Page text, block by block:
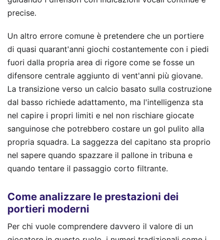
precise.
Un altro errore comune è pretendere che un portiere
di quasi quarant'anni giochi costantemente con i piedi
fuori dalla propria area di rigore come se fosse un
difensore centrale aggiunto di vent'anni più giovane.
La transizione verso un calcio basato sulla costruzione
dal basso richiede adattamento, ma l'intelligenza sta
nel capire i propri limiti e nel non rischiare giocate
sanguinose che potrebbero costare un gol pulito alla
propria squadra. La saggezza del capitano sta proprio
nel sapere quando spazzare il pallone in tribuna e
quando tentare il passaggio corto filtrante.
Come analizzare le prestazioni dei
portieri moderni
Per chi vuole comprendere davvero il valore di un